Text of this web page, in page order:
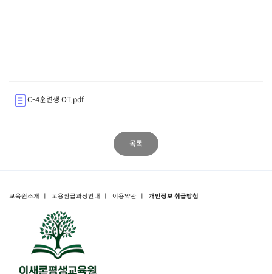
C-4훈련생 OT.pdf
목록
교육원소개 ㅣ 고용환급과정안내 ㅣ 이용약관 ㅣ 개인정보 취급방침